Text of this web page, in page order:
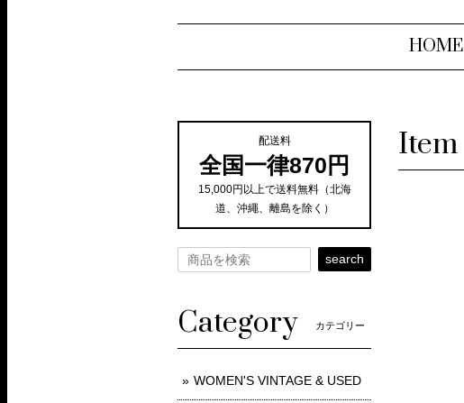
HOME
Item
配送料
全国一律870円
15,000円以上で送料無料（北海
道、沖繩、離島を除く）
search
Category カテゴリー
WOMEN'S VINTAGE & USED